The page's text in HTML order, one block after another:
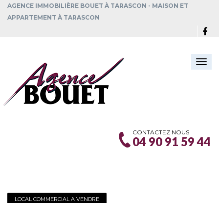
AGENCE IMMOBILIÈRE BOUET À TARASCON - MAISON ET
APPARTEMENT À TARASCON
CONTACTEZ NOUS
04 90 91 59 44
LOCAL COMMERCIAL A VENDRE